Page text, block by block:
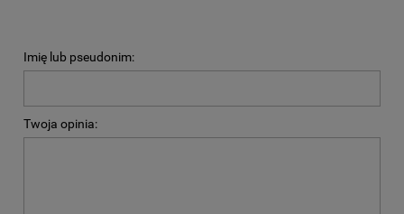
Imię lub pseudonim:
Twoja opinia: